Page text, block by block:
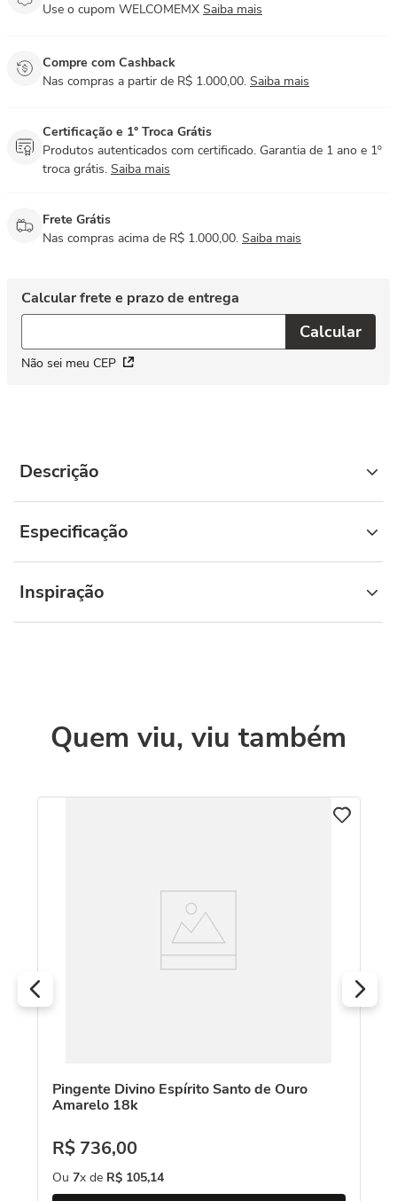
Use o cupom WELCOMEMX Saiba mais
Compre com Cashback
Nas compras a partir de R$ 1.000,00. Saiba mais
Certificação e 1° Troca Grátis
Produtos autenticados com certificado. Garantia de 1 ano e 1º
troca grátis. Saiba mais
Frete Grátis
Nas compras acima de R$ 1.000,00. Saiba mais
Não sei meu CEP
Descrição
Especificação
Inspiração
Quem viu, viu também
Pingente Divino Espírito Santo de Ouro
Amarelo 18k
R$ 736,00
Ou 7x de R$ 105,14